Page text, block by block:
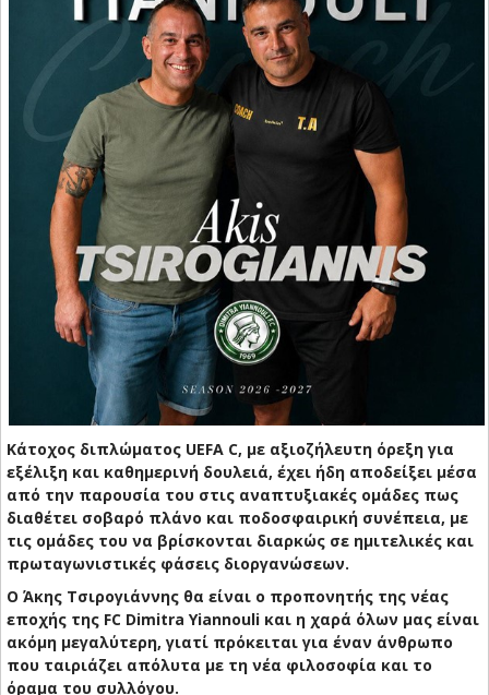
Κάτοχος διπλώματος UEFA C, με αξιοζήλευτη όρεξη για
εξέλιξη και καθημερινή δουλειά, έχει ήδη αποδείξει μέσα
από την παρουσία του στις αναπτυξιακές ομάδες πως
διαθέτει σοβαρό πλάνο και ποδοσφαιρική συνέπεια, με
τις ομάδες του να βρίσκονται διαρκώς σε ημιτελικές και
πρωταγωνιστικές φάσεις διοργανώσεων.
Ο Άκης Τσιρογιάννης θα είναι ο προπονητής της νέας
εποχής της FC Dimitra Yiannouli και η χαρά όλων μας είναι
ακόμη μεγαλύτερη, γιατί πρόκειται για έναν άνθρωπο
που ταιριάζει απόλυτα με τη νέα φιλοσοφία και το
όραμα του συλλόγου.